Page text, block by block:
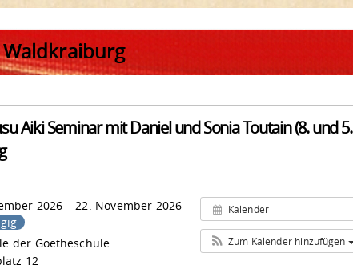
Aiki Seminar mit Daniel und Sonia Toutain (8. und 5.
Kalender
Zum Kalender hinzufügen
2026 – 22. November 2026
der Goetheschule
12